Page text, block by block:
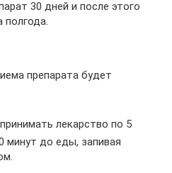
30 дней и после этого
полгода.
препарата будет
лекарство по 5
минут до еды, запивая